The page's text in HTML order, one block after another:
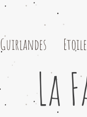
Guirlandes
La